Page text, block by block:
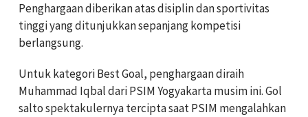
Penghargaan diberikan atas disiplin dan sportivitas
tinggi yang ditunjukkan sepanjang kompetisi
berlangsung.
Untuk kategori Best Goal, penghargaan diraih
Muhammad Iqbal dari PSIM Yogyakarta musim ini. Gol
salto spektakulernya tercipta saat PSIM mengalahkan